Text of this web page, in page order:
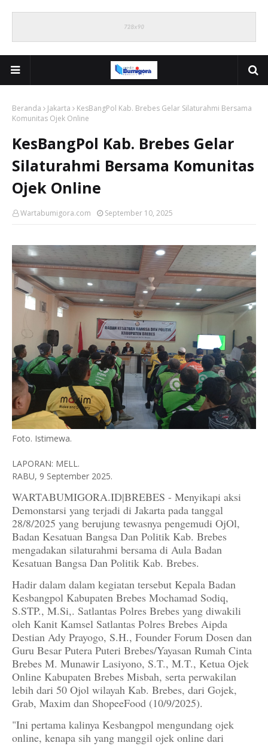
Beranda Jakarta
KesBangPol Kab. Brebes Gelar Silaturahmi Bersama
Komunitas Ojek Online
KesBangPol Kab. Brebes Gelar
Silaturahmi Bersama Komunitas
Ojek Online
Wartabumigora.com September 10, 2025
Foto. Istimewa.
LAPORAN: MELL.
RABU, 9 September 2025.
WARTABUMIGORA.ID|BREBES - Menyikapi aksi
Demonstarsi yang terjadi di Jakarta pada tanggal
28/8/2025 yang berujung tewasnya pengemudi OjOl,
Badan Kesatuan Bangsa Dan Politik Kab. Brebes
mengadakan silaturahmi bersama di Aula Badan
Kesatuan Bangsa Dan Politik Kab. Brebes.
Hadir dalam dalam kegiatan tersebut Kepala Badan
Kesbangpol Kabupaten Brebes Mochamad Sodiq,
S.STP., M.Si,. Satlantas Polres Brebes yang diwakili
oleh Kanit Kamsel Satlantas Polres Brebes Aipda
Destian Ady Prayogo, S.H., Founder Forum Dosen dan
Guru Besar Putera Puteri Brebes/Yayasan Rumah Cinta
Brebes M. Munawir Lasiyono, S.T., M.T., Ketua Ojek
Online Kabupaten Brebes Misbah, serta perwakilan
lebih dari 50 Ojol wilayah Kab. Brebes, dari Gojek,
Grab, Maxim dan ShopeeFood (10/9/2025).
"Ini pertama kalinya Kesbangpol mengundang ojek
online, kenapa sih yang manggil ojek online dari